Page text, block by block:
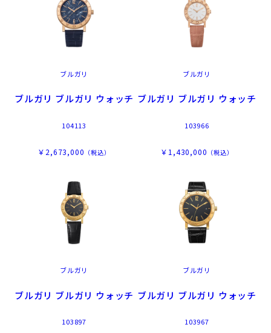
ブルガリ
ブルガリ ブルガリ ウォッチ
104113
￥2,673,000 （税込）
ブルガリ
ブルガリ ブルガリ ウォッチ
103966
￥1,430,000 （税込）
ブルガリ
ブルガリ ブルガリ ウォッチ
103897
ブルガリ
ブルガリ ブルガリ ウォッチ
103967